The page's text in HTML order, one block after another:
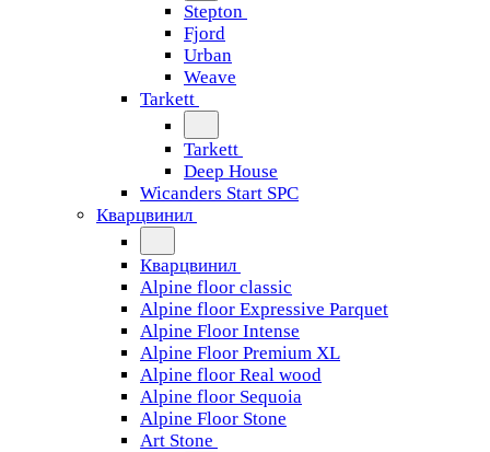
Stepton
Fjord
Urban
Weave
Tarkett
Tarkett
Deep House
Wicanders Start SPC
Кварцвинил
Кварцвинил
Alpine floor classic
Alpine floor Expressive Parquet
Alpine Floor Intense
Alpine Floor Premium XL
Alpine floor Real wood
Alpine floor Sequoia
Alpine Floor Stone
Art Stone